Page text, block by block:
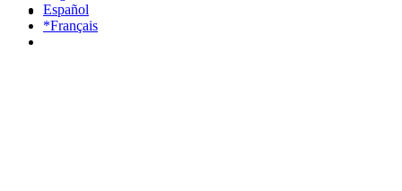
Español
*Français